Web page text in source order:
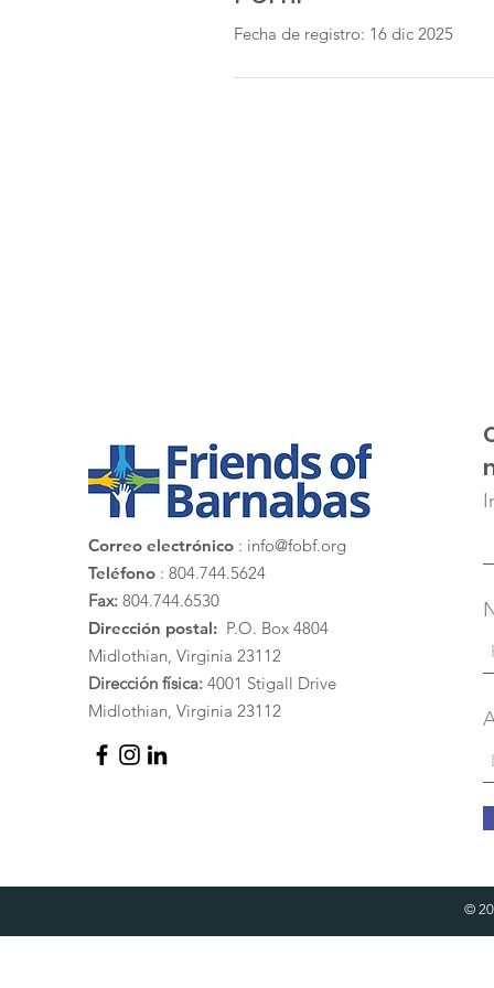
Fecha de registro: 16 dic 2025
Correo electrónico : info@fobf.org
Teléfono : 804.744.5624
Fax: 804.744.6530
Dirección postal: P.O. Box 4804
Midlothian, Virginia 23112
Dirección física: 4001 Stigall Drive
Midlothian, Virginia 23112
©